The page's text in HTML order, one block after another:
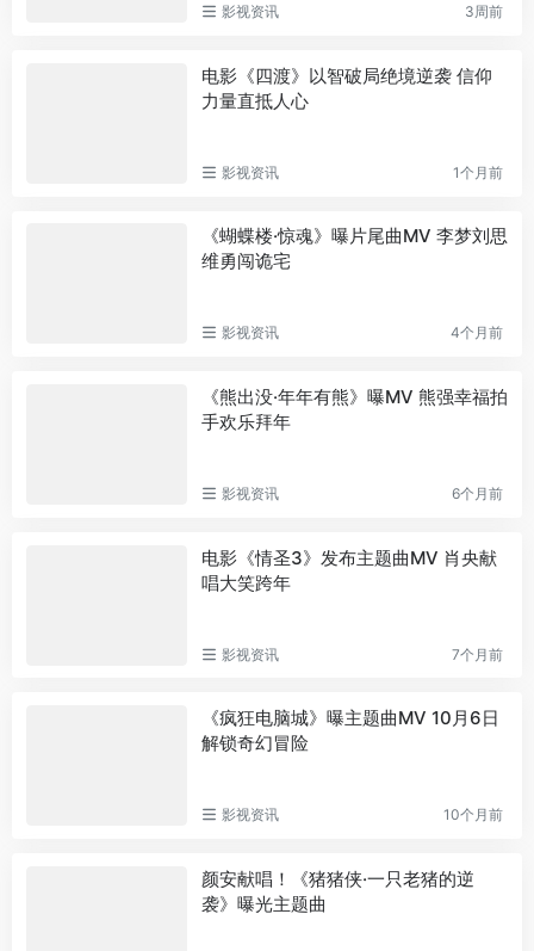
影视资讯 3周前
电影《四渡》以智破局绝境逆袭 信仰
力量直抵人心
影视资讯 1个月前
《蝴蝶楼·惊魂》曝片尾曲MV 李梦刘思
维勇闯诡宅
影视资讯 4个月前
《熊出没·年年有熊》曝MV 熊强幸福拍
手欢乐拜年
影视资讯 6个月前
电影《情圣3》发布主题曲MV 肖央献
唱大笑跨年
影视资讯 7个月前
《疯狂电脑城》曝主题曲MV 10月6日
解锁奇幻冒险
影视资讯 10个月前
颜安献唱！《猪猪侠·一只老猪的逆
袭》曝光主题曲